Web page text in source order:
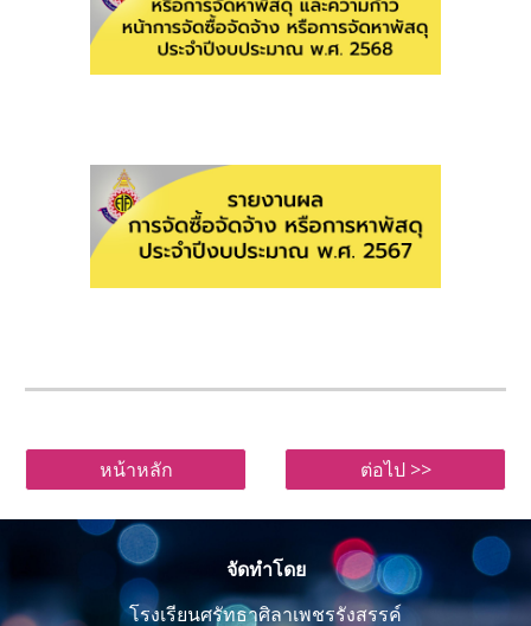
หน้าหลัก ต่อไป >>
จัดทำโดย
โรงเรียนศรัทธาศิลาเพชรรังสรรค์